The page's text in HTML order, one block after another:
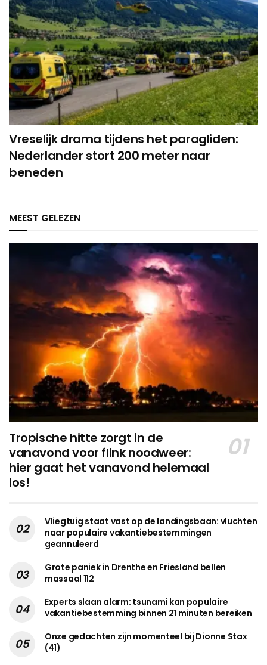
Vreselijk drama tijdens het paragliden:
Nederlander stort 200 meter naar
beneden
MEEST GELEZEN
Tropische hitte zorgt in de
vanavond voor flink noodweer:
hier gaat het vanavond helemaal
los!
Vliegtuig staat vast op de landingsbaan: vluchten
naar populaire vakantiebestemmingen
geannuleerd
Grote paniek in Drenthe en Friesland bellen
massaal 112
Experts slaan alarm: tsunami kan populaire
vakantiebestemming binnen 21 minuten bereiken
Onze gedachten zijn momenteel bij Dionne Stax
(41)